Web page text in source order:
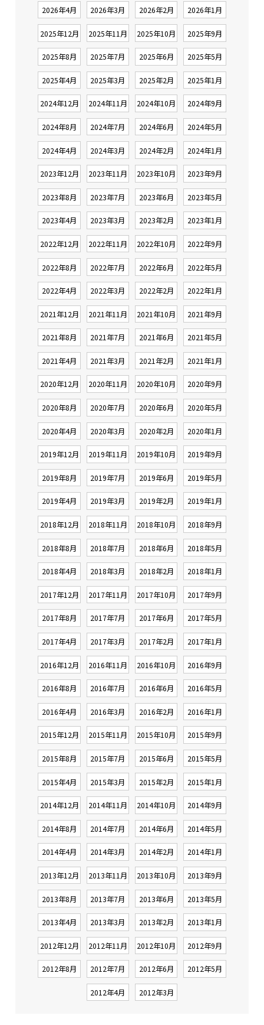
2026年4月 2026年3月 2026年2月 2026年1月
2025年12月 2025年11月 2025年10月 2025年9月
2025年8月 2025年7月 2025年6月 2025年5月
2025年4月 2025年3月 2025年2月 2025年1月
2024年12月 2024年11月 2024年10月 2024年9月
2024年8月 2024年7月 2024年6月 2024年5月
2024年4月 2024年3月 2024年2月 2024年1月
2023年12月 2023年11月 2023年10月 2023年9月
2023年8月 2023年7月 2023年6月 2023年5月
2023年4月 2023年3月 2023年2月 2023年1月
2022年12月 2022年11月 2022年10月 2022年9月
2022年8月 2022年7月 2022年6月 2022年5月
2022年4月 2022年3月 2022年2月 2022年1月
2021年12月 2021年11月 2021年10月 2021年9月
2021年8月 2021年7月 2021年6月 2021年5月
2021年4月 2021年3月 2021年2月 2021年1月
2020年12月 2020年11月 2020年10月 2020年9月
2020年8月 2020年7月 2020年6月 2020年5月
2020年4月 2020年3月 2020年2月 2020年1月
2019年12月 2019年11月 2019年10月 2019年9月
2019年8月 2019年7月 2019年6月 2019年5月
2019年4月 2019年3月 2019年2月 2019年1月
2018年12月 2018年11月 2018年10月 2018年9月
2018年8月 2018年7月 2018年6月 2018年5月
2018年4月 2018年3月 2018年2月 2018年1月
2017年12月 2017年11月 2017年10月 2017年9月
2017年8月 2017年7月 2017年6月 2017年5月
2017年4月 2017年3月 2017年2月 2017年1月
2016年12月 2016年11月 2016年10月 2016年9月
2016年8月 2016年7月 2016年6月 2016年5月
2016年4月 2016年3月 2016年2月 2016年1月
2015年12月 2015年11月 2015年10月 2015年9月
2015年8月 2015年7月 2015年6月 2015年5月
2015年4月 2015年3月 2015年2月 2015年1月
2014年12月 2014年11月 2014年10月 2014年9月
2014年8月 2014年7月 2014年6月 2014年5月
2014年4月 2014年3月 2014年2月 2014年1月
2013年12月 2013年11月 2013年10月 2013年9月
2013年8月 2013年7月 2013年6月 2013年5月
2013年4月 2013年3月 2013年2月 2013年1月
2012年12月 2012年11月 2012年10月 2012年9月
2012年8月 2012年7月 2012年6月 2012年5月
2012年4月 2012年3月